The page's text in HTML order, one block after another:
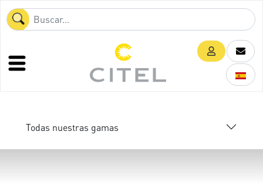
Todas nuestras gamas